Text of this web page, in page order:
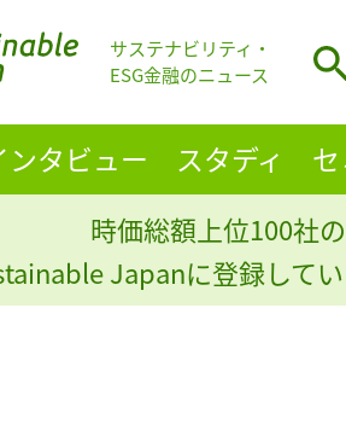
サステナビリティ・
ESG金融のニュース
ンタビュー スタディ
時価総額上位100社
Japanに登録して